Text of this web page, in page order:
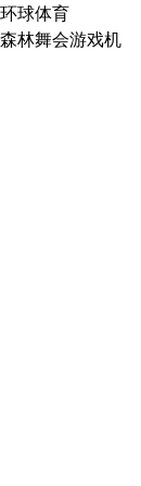
环球体育
森林舞会游戏机